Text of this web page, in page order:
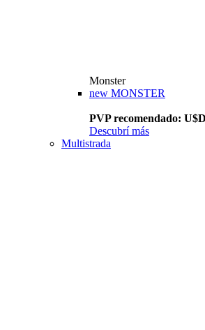
Monster
new MONSTER
PVP recomendado:
Descubrí más
Multistrada